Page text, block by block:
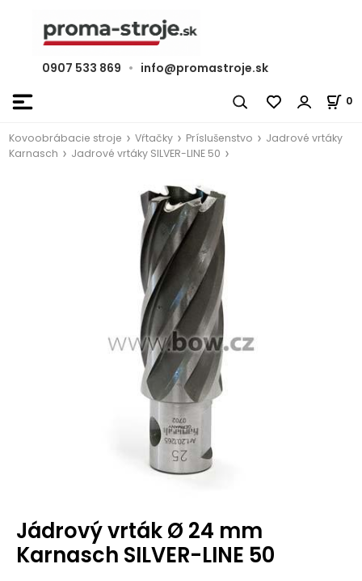
0907 533 869 • info@promastroje.sk
0
Kovoobrábacie stroje Vŕtačky Príslušenstvo
Jadrové vrtáky
Karnasch
Jadrové vrtáky SILVER-LINE 50
Jádrový vrták Ø 24 mm
Karnasch SILVER-LINE 50